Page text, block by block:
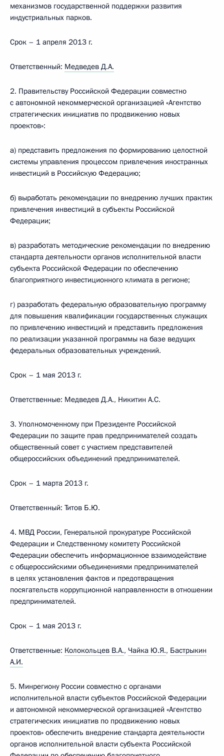
механизмов государственной поддержки развития
индустриальных парков.
Срок – 1 апреля 2013 г.
Ответственный: Медведев Д.А.
2. Правительству Российской Федерации совместно
с автономной некоммерческой организацией «Агентство
стратегических инициатив по продвижению новых
проектов»:
а) представить предложения по формированию целостной
системы управления процессом привлечения иностранных
инвестиций в Российскую Федерацию;
б) выработать рекомендации по внедрению лучших практик
привлечения инвестиций в субъекты Российской
Федерации;
в) разработать методические рекомендации по внедрению
стандарта деятельности органов исполнительной власти
субъекта Российской Федерации по обеспечению
благоприятного инвестиционного климата в регионе;
г) разработать федеральную образовательную программу
для повышения квалификации государственных служащих
по привлечению инвестиций и представить предложения
по реализации указанной программы на базе ведущих
федеральных образовательных учреждений.
Срок – 1 мая 2013 г.
Ответственные: Медведев Д.А., Никитин А.С.
3. Уполномоченному при Президенте Российской
Федерации по защите прав предпринимателей создать
общественный совет с участием представителей
общероссийских объединений предпринимателей.
Срок – 1 марта 2013 г.
Ответственный: Титов Б.Ю.
4. МВД России, Генеральной прокуратуре Российской
Федерации и Следственному комитету Российской
Федерации обеспечить информационное взаимодействие
с общероссийскими объединениями предпринимателей
в целях установления фактов и предотвращения
посягательств коррупционной направленности в отношении
предпринимателей.
Срок – 1 мая 2013 г.
Ответственные: Колокольцев В.А., Чайка Ю.Я., Бастрыкин
А.И.
5. Минрегиону России совместно с органами
исполнительной власти субъектов Российской Федерации
и автономной некоммерческой организацией «Агентство
стратегических инициатив по продвижению новых
проектов» обеспечить внедрение стандарта деятельности
органов исполнительной власти субъекта Российской